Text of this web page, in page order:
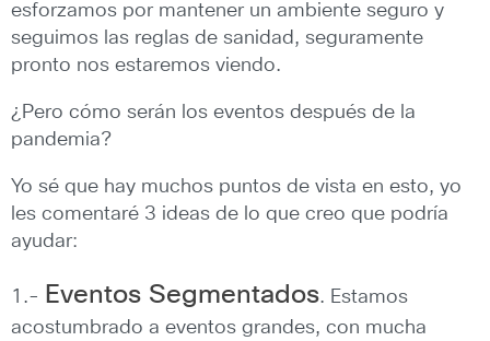
esforzamos por mantener un ambiente seguro y
seguimos las reglas de sanidad, seguramente
pronto nos estaremos viendo.
¿Pero cómo serán los eventos después de la
pandemia?
Yo sé que hay muchos puntos de vista en esto, yo
les comentaré 3 ideas de lo que creo que podría
ayudar:
1.- Eventos Segmentados. Estamos
acostumbrado a eventos grandes, con mucha